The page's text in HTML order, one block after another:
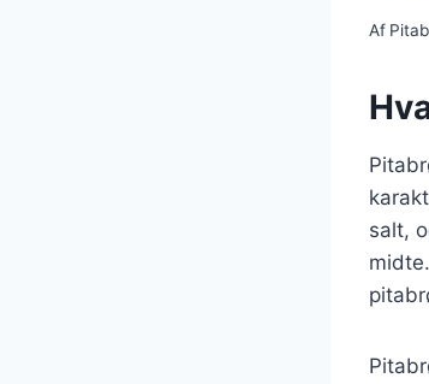
Af
salt,